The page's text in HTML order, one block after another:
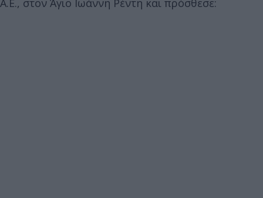
Α.Ε., στον Άγιο Ιωάννη Ρέντη και πρόσθεσε: